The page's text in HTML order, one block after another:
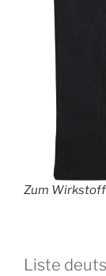
Zum
Liste